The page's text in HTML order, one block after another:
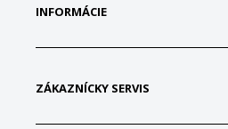
INFORMÁCIE
ZÁKAZNÍCKY SERVIS